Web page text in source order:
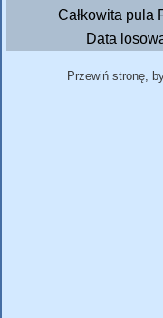
Całkowita pula
Data
Przewiń stronę,